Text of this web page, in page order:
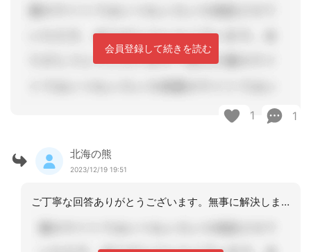
会員登録して続きを読む
1 1
北海の熊
2023/12/19 19:51
ご丁寧な回答ありがとうございます。無事に解決しました。